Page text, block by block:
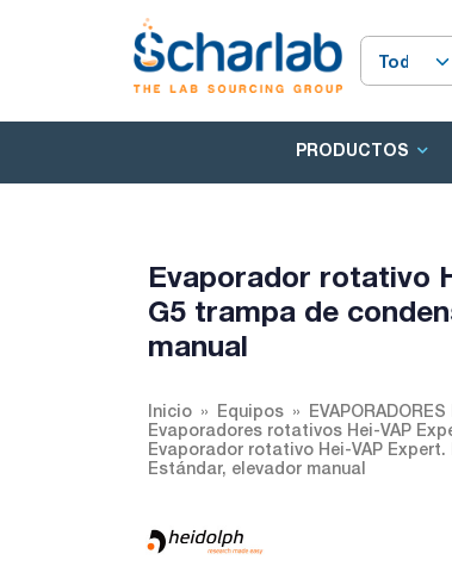
PRODUCTOS
Evaporador rotativo
G5 trampa de
manual
Inicio Equipos
Evaporadores rotativos Hei-VAP
Evaporador rotativo Hei-VAP
Estándar, elevador manual